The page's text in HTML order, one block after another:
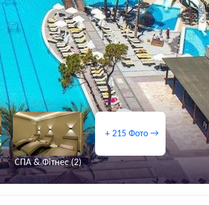
СПА & Фітнес (2)
+ 215 Фото →